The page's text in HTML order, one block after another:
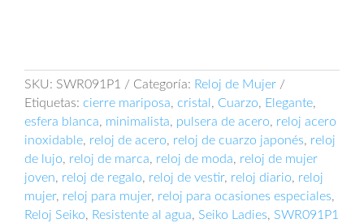
SKU: SWR091P1 Categoría: Reloj de Mujer
Etiquetas: cierre mariposa, cristal , Cuarzo, Elegante,
esfera blanca, minimalista, pulsera de acero, reloj acero
inoxidable, reloj de acero, reloj de cuarzo japonés, reloj
de lujo, reloj de marca, reloj de moda, reloj de mujer
joven, reloj de regalo, reloj de vestir, reloj diario, reloj
mujer, reloj para mujer, reloj para ocasiones especiales,
Reloj Seiko, Resistente al agua, Seiko Ladies, SWR091P1